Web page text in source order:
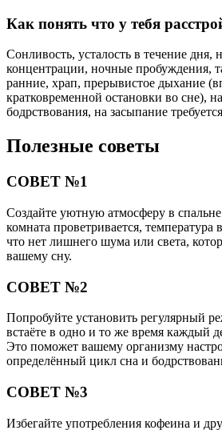
Как понять что у тебя
Сонливость, усталость в течение дня,
концентрации, ночные пробуждения,
ранние, храп, прерывистое дыхание
кратковременной остановки во сне),
бодрствования, на засыпание
Полезные советы
СОВЕТ №1
Создайте уютную атмосферу в
комната проветривается, температура
что нет лишнего шума или света,
вашему сну.
СОВЕТ №2
Попробуйте установить регулярный
встаёте в одно и то же время каждый
Это поможет вашему организму
определённый цикл сна и
СОВЕТ №3
Избегайте употребления кофеина и